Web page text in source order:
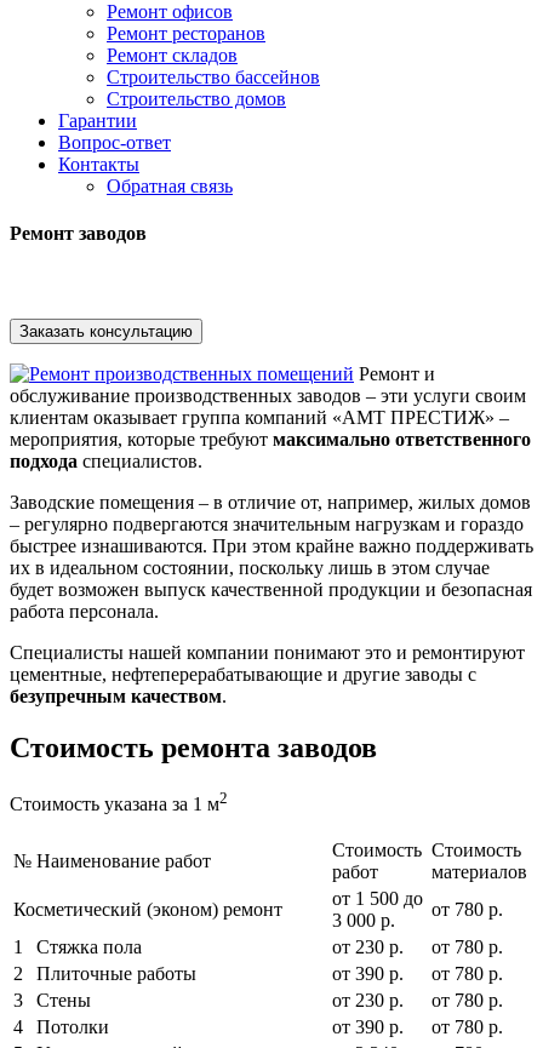
Ремонт офисов
Ремонт ресторанов
Ремонт складов
Строительство бассейнов
Строительство домов
Гарантии
Вопрос-ответ
Контакты
Обратная связь
Ремонт заводов
Заказать консультацию
Ремонт и
обслуживание производственных заводов – эти услуги своим
клиентам оказывает группа компаний «АМТ ПРЕСТИЖ» –
мероприятия, которые требуют максимально ответственного
подхода специалистов.
Заводские помещения – в отличие от, например, жилых домов
– регулярно подвергаются значительным нагрузкам и гораздо
быстрее изнашиваются. При этом крайне важно поддерживать
их в идеальном состоянии, поскольку лишь в этом случае
будет возможен выпуск качественной продукции и безопасная
работа персонала.
Специалисты нашей компании понимают это и ремонтируют
цементные, нефтеперерабатывающие и другие заводы с
безупречным качеством.
Стоимость ремонта заводов
Стоимость указана за 1 м2
№ Наименование работ
Стоимость
работ
Стоимость
материалов
Косметический (эконом) ремонт
от 1 500 до
3 000 р.
от 780 р.
1
Стяжка пола от 230 р.
от 780 р.
2
Плиточные работы от 390 р.
от 780 р.
3
Стены от 230 р.
от 780 р.
4
Потолки от 390 р.
от 780 р.